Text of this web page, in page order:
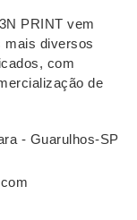
PRINT vem
mais diversos
com
de
- Guarulhos-SP